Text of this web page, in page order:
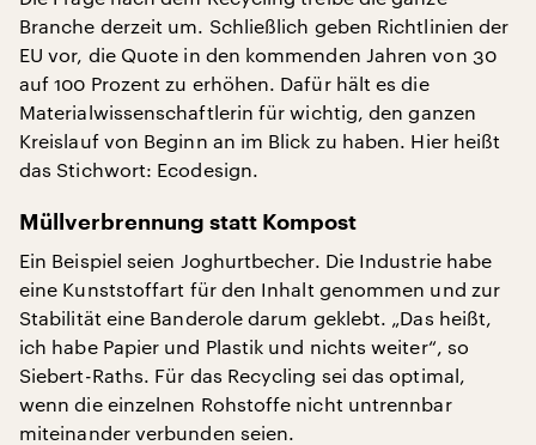
Branche derzeit um. Schließlich geben Richtlinien der
EU vor, die Quote in den kommenden Jahren von 30
auf 100 Prozent zu erhöhen. Dafür hält es die
Materialwissenschaftlerin für wichtig, den ganzen
Kreislauf von Beginn an im Blick zu haben. Hier heißt
das Stichwort: Ecodesign.
Müllverbrennung statt Kompost
Ein Beispiel seien Joghurtbecher. Die Industrie habe
eine Kunststoffart für den Inhalt genommen und zur
Stabilität eine Banderole darum geklebt. „Das heißt,
ich habe Papier und Plastik und nichts weiter“, so
Siebert-Raths. Für das Recycling sei das optimal,
wenn die einzelnen Rohstoffe nicht untrennbar
miteinander verbunden seien.